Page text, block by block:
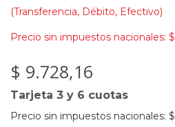
(Transferencia, Débito, Efectivo)
Precio sin impuestos nacionales: $
$ 9.728,16
Tarjeta 3 y 6 cuotas
Precio sin impuestos nacionales: $